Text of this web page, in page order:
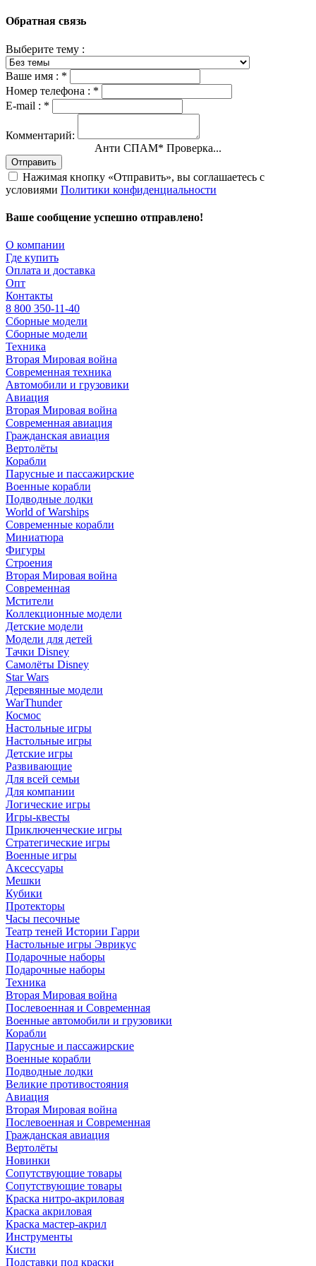
Обратная связь
Выберите тему :
Ваше имя : *
Номер телефона : *
E-mail : *
Комментарий:
Анти СПАМ* Проверка...
Отправить
Нажимая кнопку «Отправить», вы соглашаетесь с
условиями Политики конфиденциальности
Ваше сообщение успешно отправлено!
О компании
Где купить
Оплата и доставка
Опт
Контакты
8 800 350-11-40
Сборные модели
Сборные модели
Техника
Вторая Мировая война
Современная техника
Автомобили и грузовики
Авиация
Вторая Мировая война
Современная авиация
Гражданская авиация
Вертолёты
Корабли
Парусные и пассажирские
Военные корабли
Подводные лодки
World of Warships
Современные корабли
Миниатюра
Фигуры
Строения
Вторая Мировая война
Современная
Мстители
Коллекционные модели
Детские модели
Модели для детей
Тачки Disney
Самолёты Disney
Star Wars
Деревянные модели
WarThunder
Космос
Настольные игры
Настольные игры
Детские игры
Развивающие
Для всей семьи
Для компании
Логические игры
Игры-квесты
Приключенческие игры
Стратегические игры
Военные игры
Аксессуары
Мешки
Кубики
Протекторы
Часы песочные
Театр теней Истории Гарри
Настольные игры Эврикус
Подарочные наборы
Подарочные наборы
Техника
Вторая Мировая война
Послевоенная и Современная
Военные автомобили и грузовики
Корабли
Парусные и пассажирские
Военные корабли
Подводные лодки
Великие противостояния
Авиация
Вторая Мировая война
Послевоенная и Современная
Гражданская авиация
Вертолёты
Новинки
Сопутствующие товары
Сопутствующие товары
Краска нитро-акриловая
Краска акриловая
Краска мастер-акрил
Инструменты
Кисти
Подставки под краски